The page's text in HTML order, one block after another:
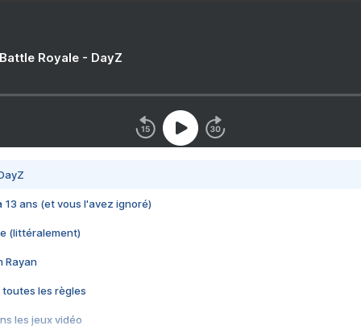
Royale - DayZ
13 ans (et vous l'avez ignoré)
(littéralement)
Rayan
toutes les règles
les jeux vidéo